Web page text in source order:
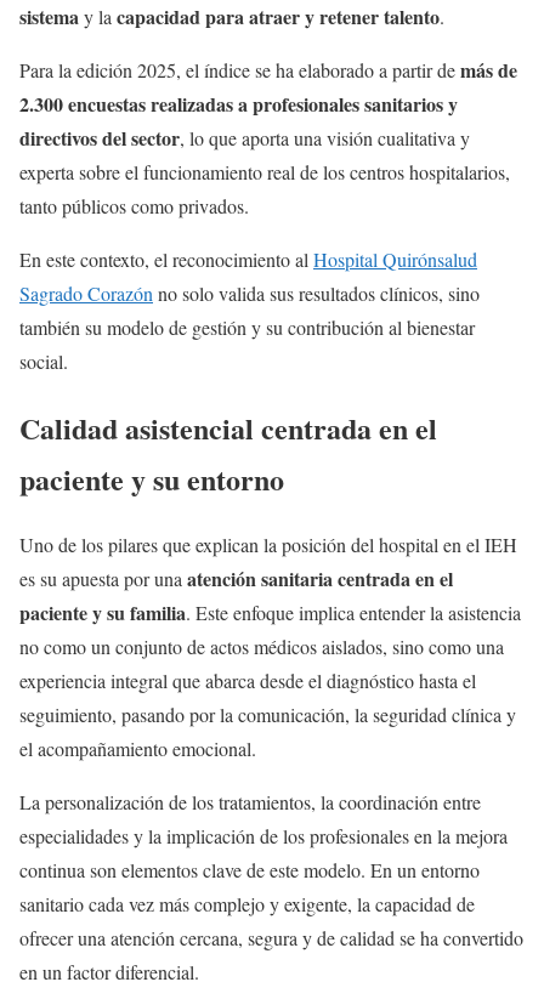
sistemay la capacidad para atraer y retener talento.
Para la edición 2025, el índice se ha elaborado a partir demás de
2.300 encuestas realizadas a profesionales sanitarios y
directivos del sector, lo que aporta una visión cualitativa y
experta sobre el funcionamiento real de los centros hospitalarios,
tanto públicos como privados.
En este contexto, el reconocimiento al Hospital Quirónsalud
Sagrado Corazón no solo valida sus resultados clínicos, sino
también su modelo de gestión y su contribución al bienestar
social.
Calidad asistencial centrada en el
paciente y su entorno
Uno de los pilares que explican la posición del hospital en el IEH
es su apuesta por unaatención sanitaria centrada en el
paciente y su familia. Este enfoque implica entender la asistencia
no como un conjunto de actos médicos aislados, sino como una
experiencia integral que abarca desde el diagnóstico hasta el
seguimiento, pasando por la comunicación, la seguridad clínica y
el acompañamiento emocional.
La personalización de los tratamientos, la coordinación entre
especialidades y la implicación de los profesionales en la mejora
continua son elementos clave de este modelo. En un entorno
sanitario cada vez más complejo y exigente, la capacidad de
ofrecer una atención cercana, segura y de calidad se ha convertido
en un factor diferencial.